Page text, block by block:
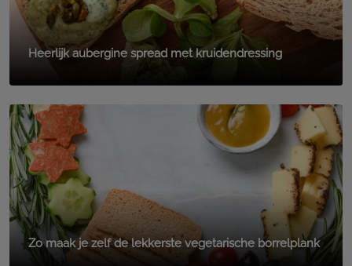
Heerlijk aubergine spread met kruidendressing
Zo maak je zelf de lekkerste vegetarische borrelplank